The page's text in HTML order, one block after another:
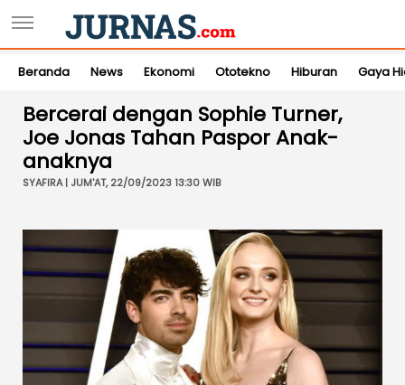
Beranda News Ekonomi Ototekno Hiburan Gaya
Bercerai dengan Sophie Turner,
Joe Jonas Tahan Paspor Anak-
anaknya
SYAFIRA | JUM'AT, 22/09/2023 13:30 WIB